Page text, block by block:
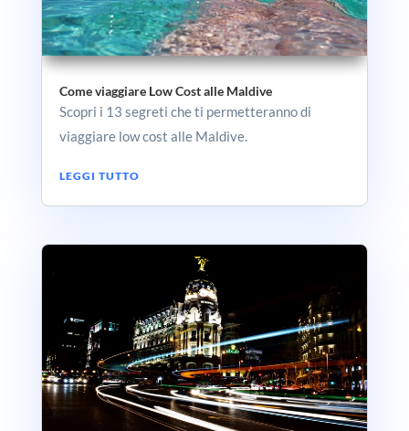
Come viaggiare Low Cost alle Maldive
Scopri i 13 segreti che ti permetteranno di
viaggiare low cost alle Maldive.
LEGGI TUTTO